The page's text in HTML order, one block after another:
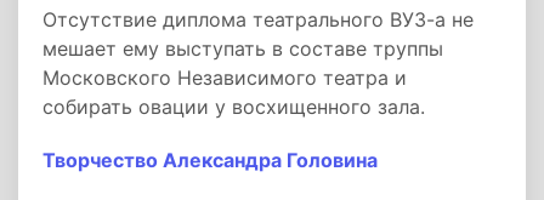
Отсутствие диплома театрального ВУЗ-а не
мешает ему выступать в составе труппы
Московского Независимого театра и
собирать овации у восхищенного зала.
Творчество Александра Головина